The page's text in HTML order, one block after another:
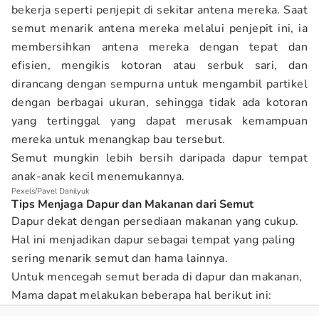
bekerja seperti penjepit di sekitar antena mereka. Saat
semut menarik antena mereka melalui penjepit ini, ia
membersihkan antena mereka dengan tepat dan
efisien, mengikis kotoran atau serbuk sari, dan
dirancang dengan sempurna untuk mengambil partikel
dengan berbagai ukuran, sehingga tidak ada kotoran
yang tertinggal yang dapat merusak kemampuan
mereka untuk menangkap bau tersebut.
Semut mungkin lebih bersih daripada dapur tempat
anak-anak kecil menemukannya.
Pexels/Pavel Danilyuk
Tips Menjaga Dapur dan Makanan dari Semut
Dapur dekat dengan persediaan makanan yang cukup.
Hal ini menjadikan dapur sebagai tempat yang paling
sering menarik semut dan hama lainnya.
Untuk mencegah semut berada di dapur dan makanan,
Mama dapat melakukan beberapa hal berikut ini: